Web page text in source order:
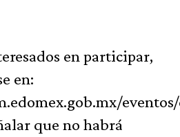
en participar,
en:
que no habrá